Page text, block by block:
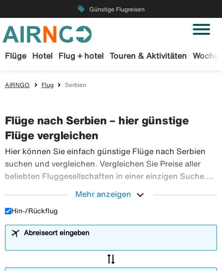
local_offer Günstige Flugreisen
Flüge Hotel Flug + hotel Touren & Aktivitäten
AIRNGO Flug Serbien
Flüge nach Serbien – hier günstige
Flüge vergleichen
Hier können Sie einfach günstige Flüge nach Serbien
suchen und vergleichen. Vergleichen Sie Preise aller
beliebten Fluggesellschaften in einer einzigen Suche.
haben ein riesiges Angebot an Flugreisen in die ganze
Welt.Hier können Sie einfach günstige Flüge nach
Mehr anzeigen expand_more
Hin-/Rückflug
Abreiseort eingeben
sync_alt